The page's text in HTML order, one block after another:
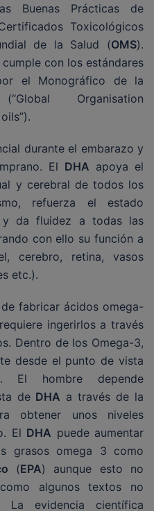
Buenas Prácticas de
Toxicológicos
de la Salud (OMS).
con los estándares
el Monográfico de la
Organisation
oils”).
durante el embarazo y
El DHA apoya el
y cerebral de todos los
refuerza el estado
y da fluidez a todas las
con ello su función a
cerebro, retina, vasos
etc.).
fabricar ácidos omega-
ingerirlos a través
Dentro de los Omega-3,
desde el punto de vista
. El hombre depende
de DHA a través de la
obtener unos niveles
El DHA puede aumentar
grasos omega 3 como
(EPA) aunque esto no
algunos textos no
La evidencia científica